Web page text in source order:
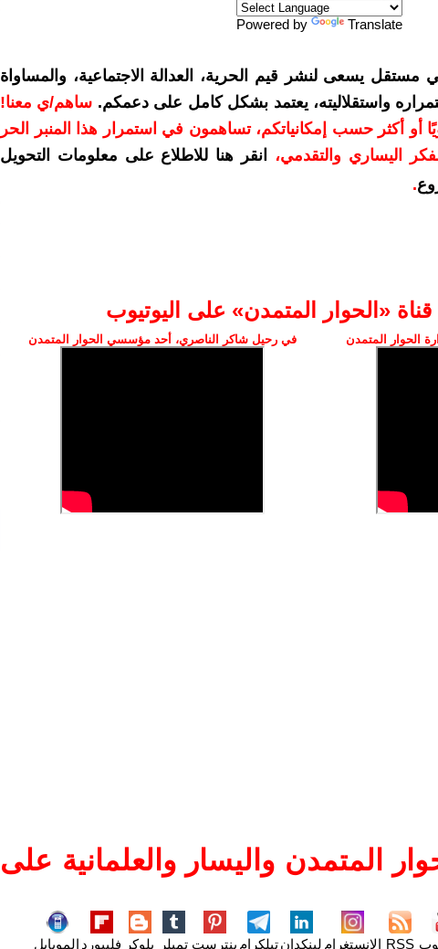
Powered by Translate
يسعى لنشر قيم الحرية، العدالة الاجتماعية، والمساواة
واستقلاليته، يعتمد بشكل كامل على دعمكم. ساهم/ي معنا!
دولارات سنويًا أو أكثر حسب إمكانياتكم، تساهمون في استمرار هذا المنبر الحر
اليساري والتقدمي،
انقر هنا للاطلاع على معلومات التحويل
.
‫«الحوار المتمدن» على اليوتيوب
الحوار المتمدن في رحيل شاكر الناصري، أحد مؤسسي الحوار المتمدن
المتمدن واليسار والعلمانية على
RSS الانستغرام لينكدإنتيلكرام بنترست تمبلر بلوكر فليبورد الموبايل